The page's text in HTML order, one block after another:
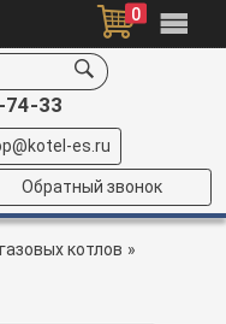
0
33
es.ru
Обратный звонок
котлов »